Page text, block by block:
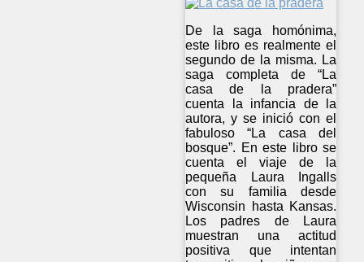
De la saga homónima,
este libro es realmente el
segundo de la misma. La
saga completa de “La
casa de la pradera”
cuenta la infancia de la
autora, y se inició con el
fabuloso “La casa del
bosque”. En este libro se
cuenta el viaje de la
pequeña Laura Ingalls
con su familia desde
Wisconsin hasta Kansas.
Los padres de Laura
muestran una actitud
positiva que intentan